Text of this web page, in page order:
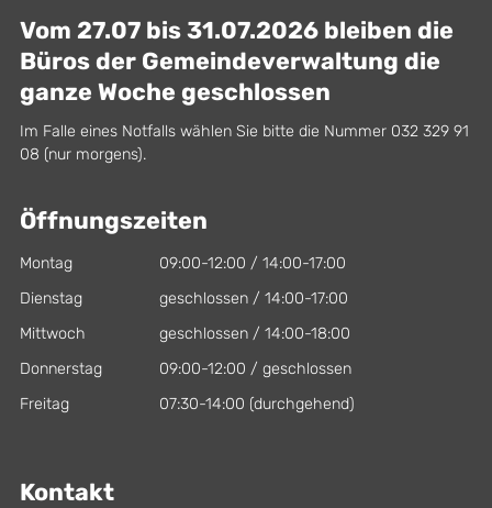
Vom 27.07 bis 31.07.2026 bleiben die
Büros der Gemeindeverwaltung die
ganze Woche geschlossen
Im Falle eines Notfalls wählen Sie bitte die Nummer 032 329 91
08 (nur morgens).
Öffnungszeiten
Montag
09:00-12:00 / 14:00-17:00
Dienstag
geschlossen / 14:00-17:00
Mittwoch
geschlossen / 14:00-18:00
Donnerstag
09:00-12:00 / geschlossen
Freitag
07:30-14:00 (durchgehend)
Kontakt